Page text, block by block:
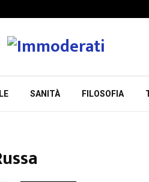
SANITÀ FILOSOFIA